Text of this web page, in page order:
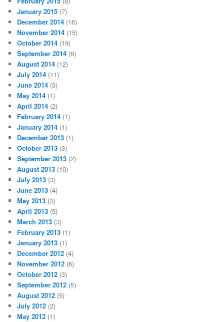
January 2015 (7)
December 2014 (16)
November 2014 (15)
October 2014 (19)
September 2014 (6)
August 2014 (12)
July 2014 (11)
June 2014 (3)
May 2014 (1)
April 2014 (2)
February 2014 (1)
January 2014 (1)
December 2013 (1)
October 2013 (3)
September 2013 (2)
August 2013 (10)
July 2013 (3)
June 2013 (4)
May 2013 (3)
April 2013 (5)
March 2013 (3)
February 2013 (1)
January 2013 (1)
December 2012 (4)
November 2012 (6)
October 2012 (3)
September 2012 (5)
August 2012 (5)
July 2012 (2)
May 2012 (1)